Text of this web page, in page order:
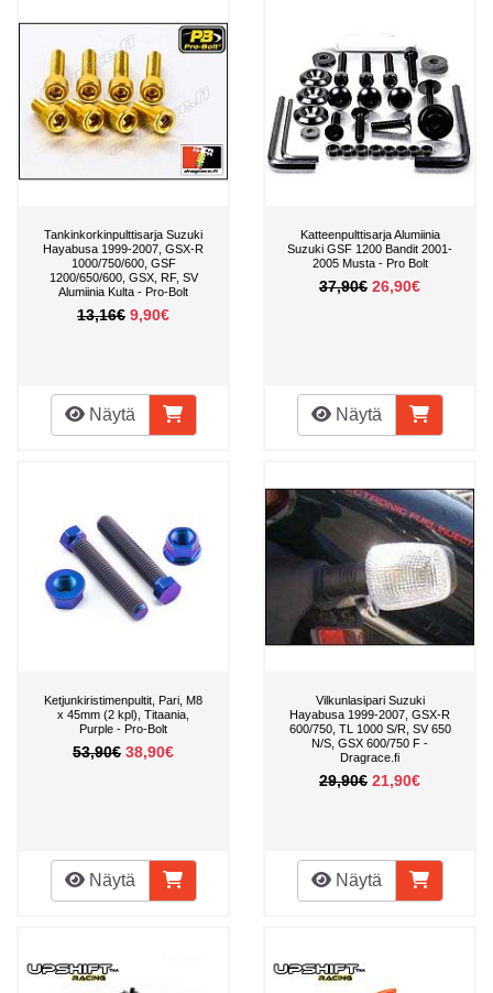
Tankinkorkinpulttisarja Suzuki
Hayabusa 1999-2007, GSX-R
1000/750/600, GSF
1200/650/600, GSX, RF, SV
Alumiinia Kulta - Pro-Bolt
13,16€ 9,90€
Näytä
Katteenpulttisarja Alumiinia
Suzuki GSF 1200 Bandit 2001-
2005 Musta - Pro Bolt
37,90€ 26,90€
Näytä
Ketjunkiristimenpultit, Pari, M8
x 45mm (2 kpl), Titaania,
Purple - Pro-Bolt
53,90€ 38,90€
Näytä
Vilkunlasipari Suzuki
Hayabusa 1999-2007, GSX-R
600/750, TL 1000 S/R, SV 650
N/S, GSX 600/750 F -
Dragrace.fi
29,90€ 21,90€
Näytä